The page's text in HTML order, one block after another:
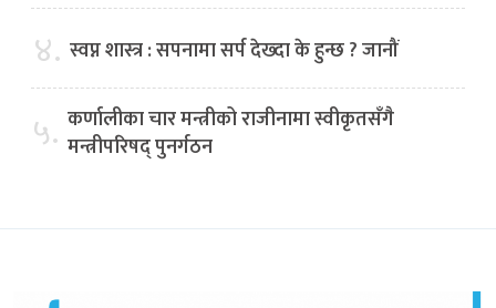
४. स्वप्न शास्त्र : सपनामा सर्प देख्दा के हुन्छ ? जानौं
५. कर्णालीका चार मन्त्रीको राजीनामा स्वीकृतसँगै
मन्त्रीपरिषद् पुनर्गठन